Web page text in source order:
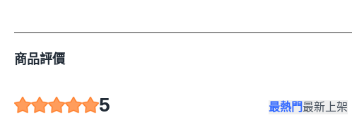
商品評價
5 最熱門最新上架